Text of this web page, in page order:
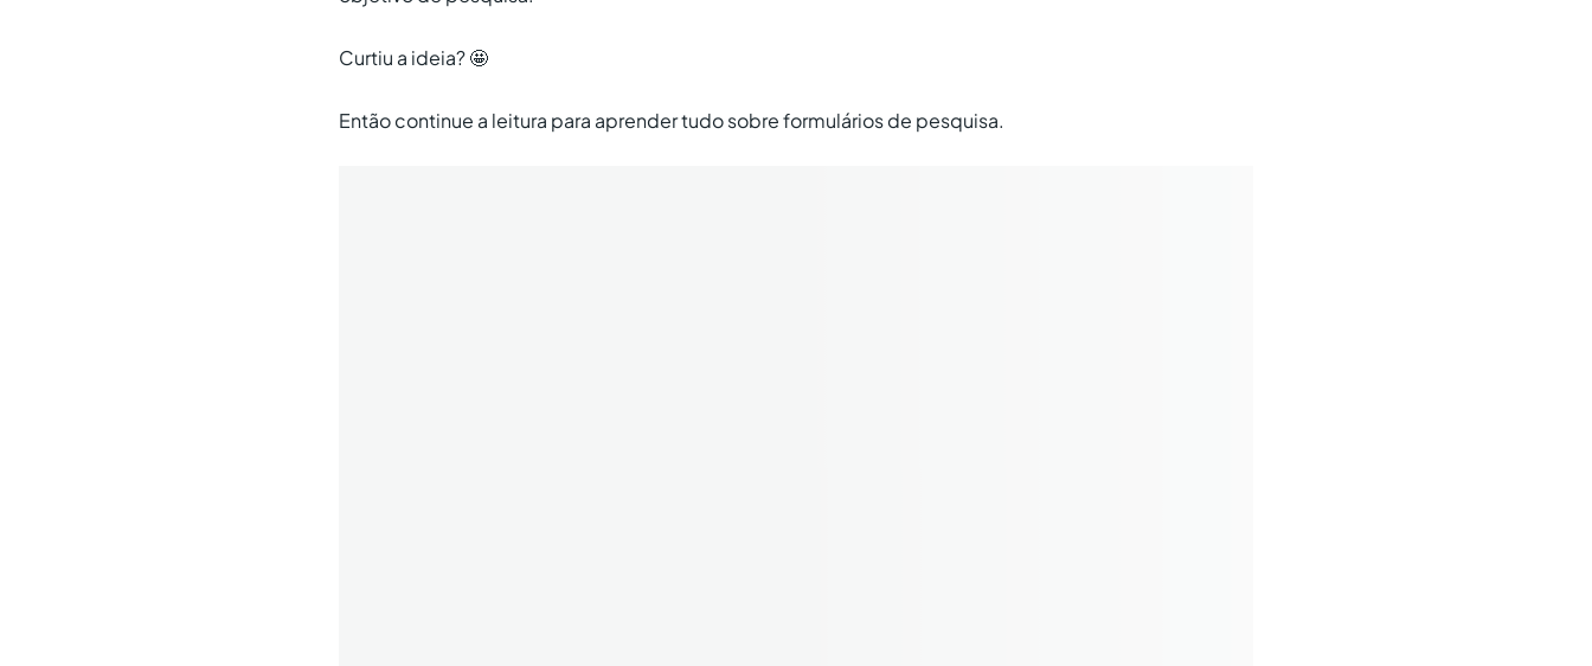
Curtiu a ideia? 🤩
Então continue a leitura para aprender tudo sobre formulários de pesquisa.